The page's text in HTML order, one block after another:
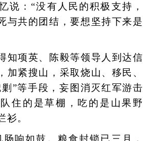
说：“没有人民的积极支持，
与共的团结，要想坚持下来是
项英、陈毅等领导人到达信
加紧搜山，采取烧山、移民、
”等手段，妄图消灭红军游击
住的是草棚，吃的是山果野
衫。
如鼓。粮食封锁已三月，